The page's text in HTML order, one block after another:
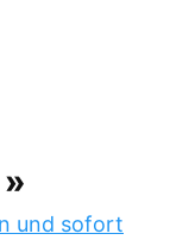
und sofort